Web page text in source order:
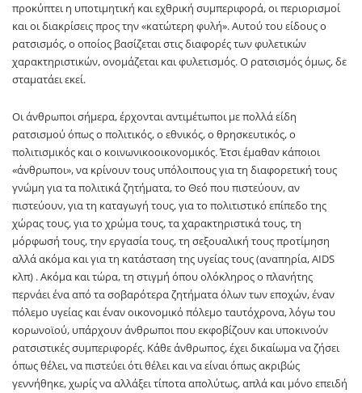
προκύπτει η υποτιμητική και εχθρική συμπεριφορά, οι περιορισμοί
και οι διακρίσεις προς την «κατώτερη φυλή». Αυτού του είδους ο
ρατσισμός, ο οποίος βασίζεται στις διαφορές των φυλετικών
χαρακτηριστικών, ονομάζεται και φυλετισμός. Ο ρατσισμός όμως, δε
σταματάει εκεί.
Οι άνθρωποι σήμερα, έρχονται αντιμέτωποι με πολλά είδη
ρατσισμού όπως ο πολιτικός, ο εθνικός, ο θρησκευτικός, ο
πολιτισμικός και ο κοινωνικοοικονομικός. Έτσι έμαθαν κάποιοι
«άνθρωποι», να κρίνουν τους υπόλοιπους για τη διαφορετική τους
γνώμη για τα πολιτικά ζητήματα, το Θεό που πιστεύουν, αν
πιστεύουν, για τη καταγωγή τους, για το πολιτιστικό επίπεδο της
χώρας τους, για το χρώμα τους, τα χαρακτηριστικά τους, τη
μόρφωσή τους, την εργασία τους, τη σεξουαλική τους προτίμηση
αλλά ακόμα και για τη κατάσταση της υγείας τους (αναπηρία, AIDS
κλπ) . Ακόμα και τώρα, τη στιγμή όπου ολόκληρος ο πλανήτης
περνάει ένα από τα σοβαρότερα ζητήματα όλων των εποχών, έναν
πόλεμο υγείας και έναν οικονομικό πόλεμο ταυτόχρονα, λόγω του
κορωνοϊού, υπάρχουν άνθρωποι που εκφοβίζουν και υποκινούν
ρατσιστικές συμπεριφορές. Κάθε άνθρωπος, έχει δικαίωμα να ζήσει
όπως θέλει, να πιστεύει ότι θέλει και να είναι όπως ακριβώς
γεννήθηκε, χωρίς να αλλάξει τίποτα απολύτως, απλά και μόνο επειδή